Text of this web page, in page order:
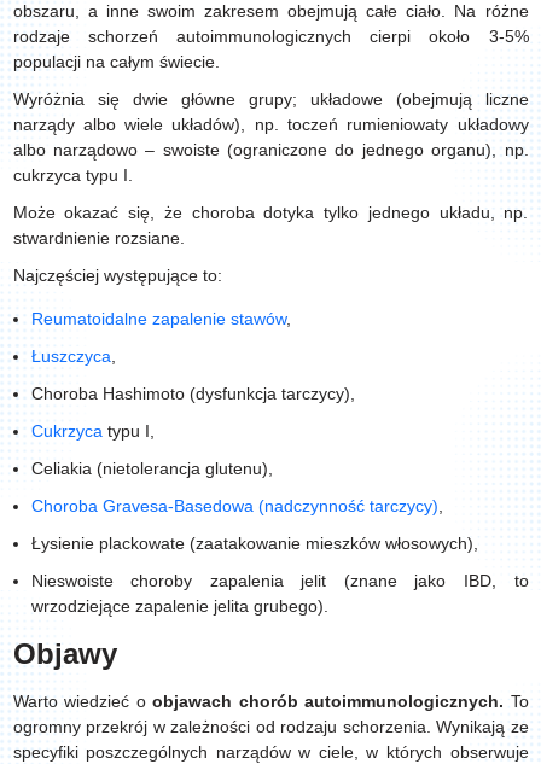
obszaru, a inne swoim zakresem obejmują całe ciało. Na różne
rodzaje schorzeń autoimmunologicznych cierpi około 3-5%
populacji na całym świecie.
Wyróżnia się dwie główne grupy; układowe (obejmują liczne
narządy albo wiele układów), np. toczeń rumieniowaty układowy
albo narządowo – swoiste (ograniczone do jednego organu), np.
cukrzyca typu I.
Może okazać się, że choroba dotyka tylko jednego układu, np.
stwardnienie rozsiane.
Najczęściej występujące to:
Reumatoidalne zapalenie stawów,
Łuszczyca
Choroba Hashimoto (dysfunkcja tarczycy),
Cukrzyca typu I,
Celiakia (nietolerancja glutenu),
Choroba Gravesa-Basedowa (nadczynność tarczycy)
Łysienie plackowate (zaatakowanie mieszków włosowych),
Nieswoiste choroby zapalenia jelit (znane jako IBD, to
wrzodziejące zapalenie jelita grubego).
Objawy
Warto wiedzieć o objawach chorób autoimmunologicznych. To
ogromny przekrój w zależności od rodzaju schorzenia. Wynikają ze
specyfiki poszczególnych narządów w ciele, w których obserwuje